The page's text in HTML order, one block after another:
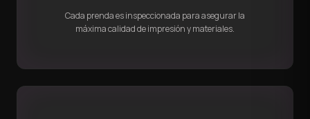
Cada prenda es inspeccionada para asegurar la
máxima calidad de impresión y materiales.